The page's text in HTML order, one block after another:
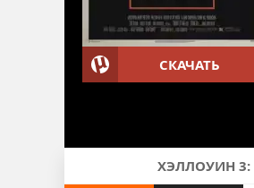
СКАЧАТЬ
ХЭЛЛОУИН 3: